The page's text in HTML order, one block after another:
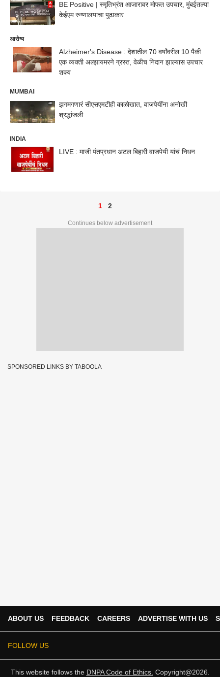
BE Positive | स्मृतिभ्रंश आजारावर मोफत उपचार, मुंबईतल्या
केईएम रुग्णालयाचा पुढाकार
आरोग्य
Alzheimer's Disease : देशातील 70 वर्षांवरील 10 पैकी
एक व्यक्ती अल्झायमरने ग्रस्त, वेळीच निदान झाल्यास उपचार
शक्य
MUMBAI
झगमगणारं सीएसएमटीही काळोखात, वाजपेयींना अनोखी
श्रद्धांजली
INDIA
LIVE : माजी पंतप्रधान अटल बिहारी वाजपेयी यांचं निधन
1 2
Continues below advertisement
SPONSORED LINKS BY TABOOLA
ABOUT US FEEDBACK CAREERS ADVERTISE WITH US
FOLLOW US
This website follows the DNPA Code of Ethics. Copyright@2026.